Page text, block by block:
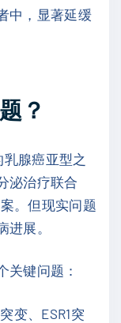
中，显著延缓
？
乳腺癌亚型之
泌治疗联合
。但现实问题
展。
关键问题：
变、ESR1突